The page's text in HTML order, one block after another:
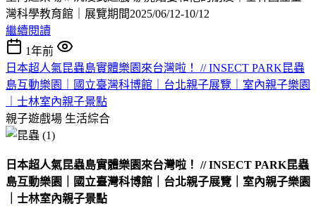
灣科學教育館｜展覽期間2025/06/12-10/12
繼續閱讀
1年前
日本超人氣昆蟲島實體樂園來台灣啦！ // INSECT PARK昆蟲
島互動樂園｜國立臺灣科博館｜台北親子展覽｜室內親子樂園
｜士林室內親子景點
親子遊戲場 生活綜合
日本超人氣昆蟲島實體樂園來台灣啦！ // INSECT PARK昆蟲
島互動樂園｜國立臺灣科博館｜台北親子展覽｜室內親子樂園
｜士林室內親子景點